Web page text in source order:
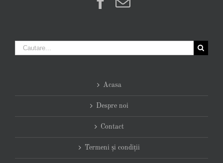
Cautare...
Acasa
Despre noi
Contact
Termeni și condiții